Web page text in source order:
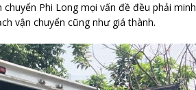
Phi Long mọi vấn đề đều phải minh
vận chuyển cũng như giá thành.